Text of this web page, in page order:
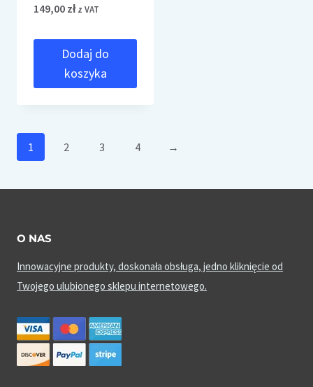
149,00 zł z VAT
Dodaj do
koszyka
1 2 3 4 →
O NAS
Innowacyjne produkty, doskonała obsługa, jedno kliknięcie od
Twojego ulubionego sklepu internetowego.